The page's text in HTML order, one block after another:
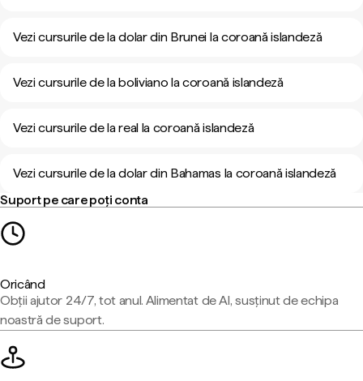
Vezi cursurile de la dolar din Brunei la coroană islandeză
Vezi cursurile de la boliviano la coroană islandeză
Vezi cursurile de la real la coroană islandeză
Vezi cursurile de la dolar din Bahamas la coroană islandeză
Suport pe care poți conta
Oricând
Obții ajutor 24/7, tot anul. Alimentat de AI, susținut de echipa
noastră de suport.